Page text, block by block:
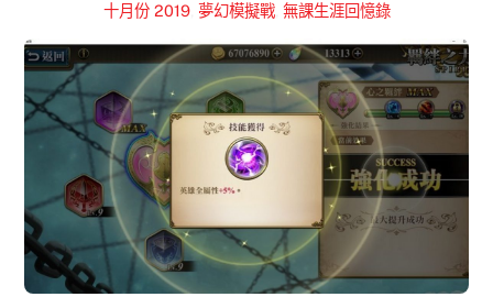
十月份 2019, 夢幻模擬戰, 無課生涯回憶錄